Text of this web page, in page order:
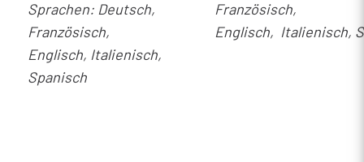
Sprachen: Deutsch,
Französisch,
Englisch, Italienisch,
Spanisch
Französisch,
Englisch, Italienisch,